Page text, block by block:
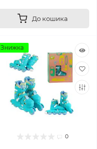
До кошика
Знижка
0